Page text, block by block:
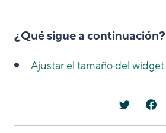
¿Qué sigue a continuación?
Ajustar el tamaño del widget